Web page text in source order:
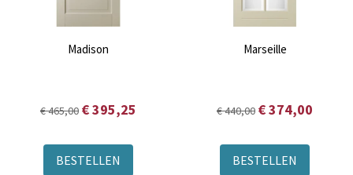
Madison
€ 465,00 € 395,25
BESTELLEN
Marseille
€ 440,00 € 374,00
BESTELLEN